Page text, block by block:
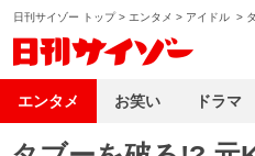
日刊サイゾー トップ> エンタメ > アイドル >
エンタメ お笑い ドラマ